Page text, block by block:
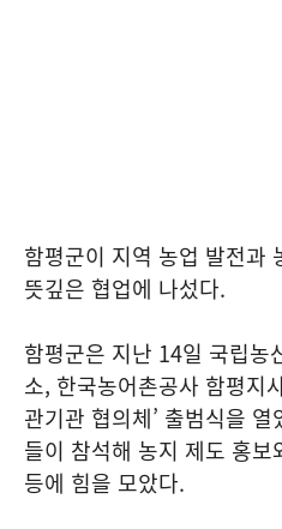
함평군이 지역 농업 발전과
뜻깊은 협업에 나섰다.
함평군은 지난 14일 국립농
소, 한국농어촌공사 함평지
관기관 협의체’ 출범식을
들이 참석해 농지 제도 홍
등에 힘을 모았다.